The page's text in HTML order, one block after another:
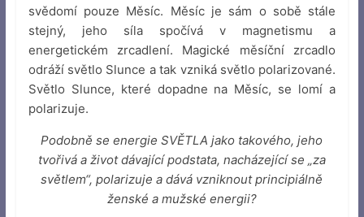
svědomí pouze Měsíc. Měsíc je sám o sobě stále
stejný, jeho síla spočívá v magnetismu a
energetickém zrcadlení. Magické měsíční zrcadlo
odráží světlo Slunce a tak vzniká světlo polarizované.
Světlo Slunce, které dopadne na Měsíc, se lomí a
polarizuje.
Podobně se energie SVĚTLA jako takového, jeho
tvořivá a život dávající podstata, nacházející se „za
světlem“, polarizuje a dává vzniknout principiálně
ženské a mužské energii?